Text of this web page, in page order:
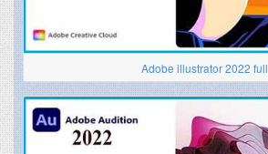
Adobe illustrator 2022 full